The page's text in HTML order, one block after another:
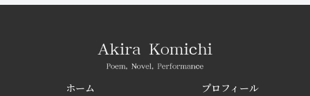
ホーム
プロフィール